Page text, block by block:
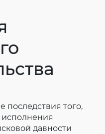
последствия того,
исполнения
давности